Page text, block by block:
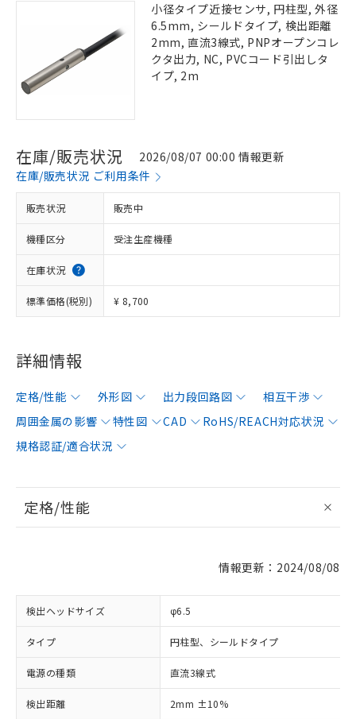
小径タイプ近接センサ, 円柱型, 外径
6.5mm, シールドタイプ, 検出距離
2mm, 直流3線式, PNPオープンコレ
クタ出力, NC, PVCコード引出しタ
イプ, 2m
在庫/販売状況
2026/08/07 00:00 情報更新
在庫/販売状況 ご利用条件
販売状況 販売中
機種区分 受注生産機種
在庫状況
標準価格(税別) ¥ 8,700
詳細情報
定格/性能 外形図 出力段回路図
相互干渉
周囲金属の影響
特性図 CAD
RoHS/REACH対応状況
規格認証/適合状況
定格/性能
情報更新：2024/08/08
検出ヘッドサイズ φ6.5
タイプ 円柱型、シールドタイプ
電源の種類 直流3線式
検出距離 2mm ±10%